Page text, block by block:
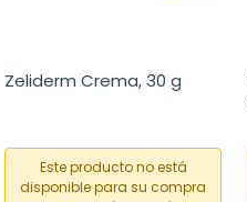
Zeliderm Crema, 30 g
Este producto no está
disponible para su compra